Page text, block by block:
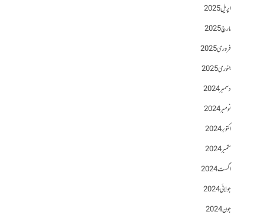
اپریل 2025
مارچ 2025
فروری 2025
جنوری 2025
دسمبر 2024
نومبر 2024
اکتوبر 2024
ستمبر 2024
اگست 2024
جولائی 2024
جون 2024